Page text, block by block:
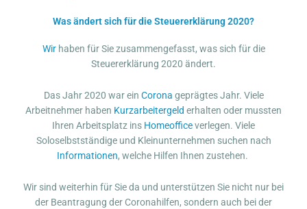
Was ändert sich für die Steuererklärung 2020?
Wirhaben für Sie zusammengefasst, was sich für die
Steuererklärung 2020 ändert.
Das Jahr 2020 war ein Corona geprägtes Jahr. Viele
Arbeitnehmer haben Kurzarbeitergeld erhalten oder mussten
Ihren Arbeitsplatz ins Homeofficeverlegen. Viele
Soloselbstständige und Kleinunternehmen suchen nach
Informationen, welche Hilfen Ihnen zustehen.
Wir sind weiterhin für Sie da und unterstützen Sie nicht nur bei
der Beantragung der Coronahilfen, sondern auch bei der